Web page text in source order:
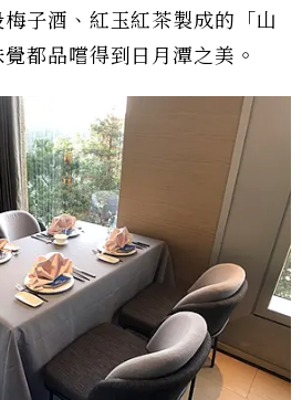
子酒、紅玉紅茶製成的「山
都品嚐得到日月潭之美。